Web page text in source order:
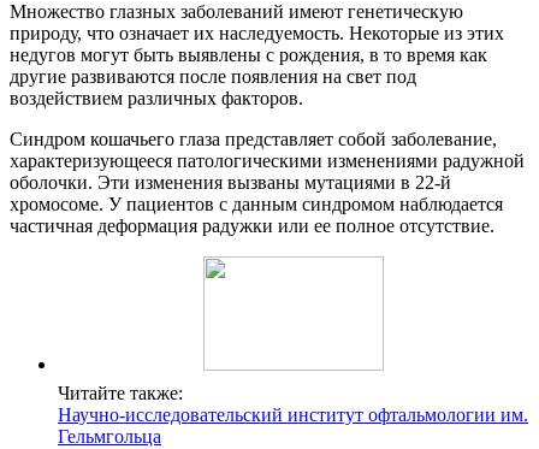
Множество глазных заболеваний имеют генетическую
природу, что означает их наследуемость. Некоторые из этих
недугов могут быть выявлены с рождения, в то время как
другие развиваются после появления на свет под
воздействием различных факторов.
Синдром кошачьего глаза представляет собой заболевание,
характеризующееся патологическими изменениями радужной
оболочки. Эти изменения вызваны мутациями в 22-й
хромосоме. У пациентов с данным синдромом наблюдается
частичная деформация радужки или ее полное отсутствие.
Читайте также:
Научно-исследовательский институт офтальмологии им.
Гельмгольца